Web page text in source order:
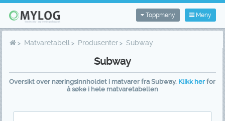
Meny
Toppmeny
Matvaretabell Produsenter Subway
Subway
Oversikt over næringsinnholdet i matvarer fra Subway. Klikk her for
å søke i hele matvaretabellen